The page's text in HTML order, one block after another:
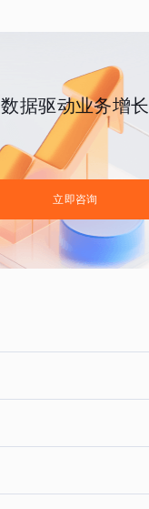
数据驱动业务增长
立即咨询